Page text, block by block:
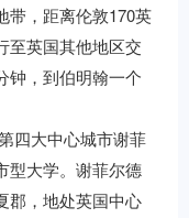
带，距离伦敦170英
至英国其他地区交
钟，到伯明翰一个
四大中心城市谢菲
型大学。谢菲尔德
郡，地处英国中心